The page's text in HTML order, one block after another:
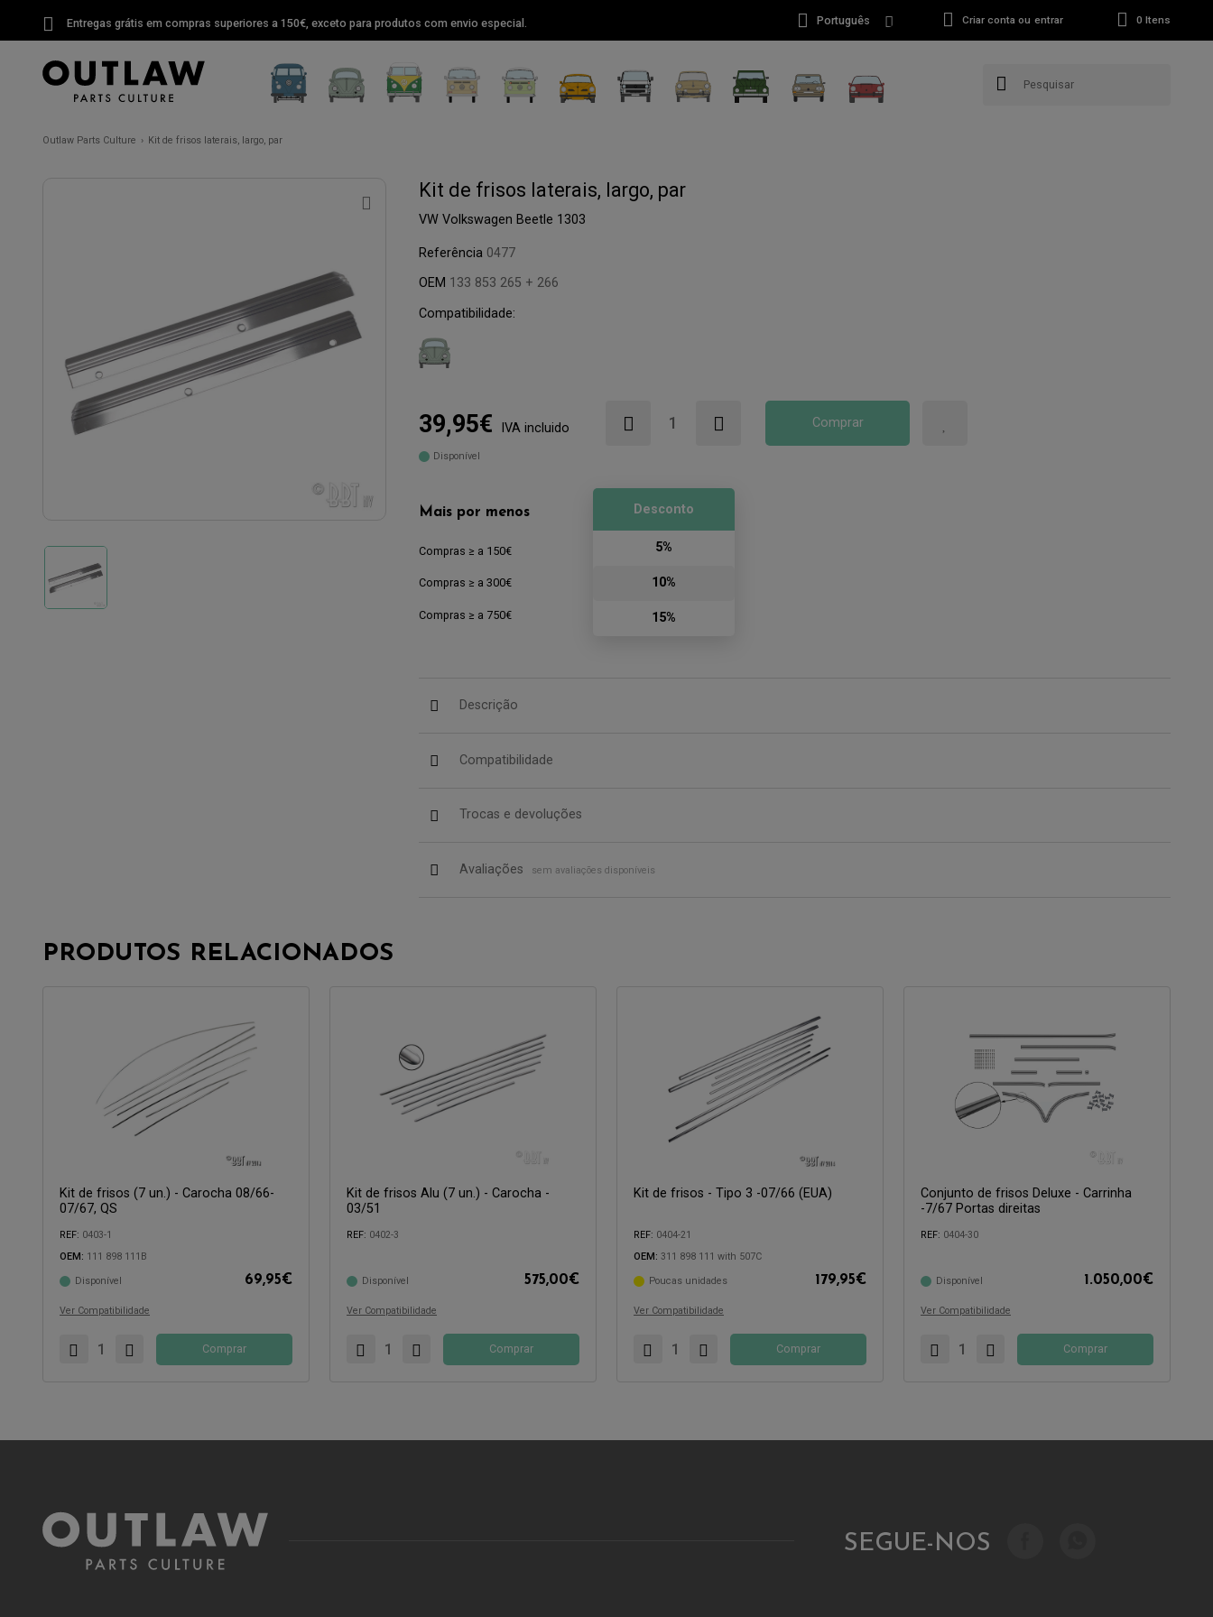
Entregas grátis em compras superiores a 150€, exceto para produtos com envio especial. Português Criar conta ou entrar 0 Itens
Outlaw Parts Culture Kit de frisos laterais, largo, par
Kit de frisos laterais, largo, par
VW Volkswagen Beetle 1303
Referência 0477
OEM 133 853 265 + 266
Compatibilidade:
39,95€ IVA incluido Comprar
Disponível
Mais por menos
Compras ≥ a 150€
Compras ≥ a 300€
Compras ≥ a 750€
Desconto
5%
10%
15%
Descrição
Compatibilidade
Trocas e devoluções
Avaliações sem avaliações disponíveis
PRODUTOS RELACIONADOS
Kit de frisos (7 un.) - Carocha 08/66-
07/67, QS
REF: 0403-1
OEM: 111 898 111B
Disponível 69,95€
Ver Compatibilidade
Compatível com:
Comprar
Kit de frisos Alu (7 un.) - Carocha -
03/51
REF: 0402-3
Disponível 575,00€
Ver Compatibilidade
Compatível com:
Comprar
Kit de frisos - Tipo 3 -07/66 (EUA)
REF: 0404-21
OEM: 311 898 111 with 507C
Poucas unidades 179,95€
Ver Compatibilidade
Compatível com:
Comprar
Conjunto de frisos Deluxe - Carrinha
-7/67 Portas direitas
REF: 0404-30
Disponível 1.050,00€
Ver Compatibilidade
Compatível com:
Comprar
SEGUE-NOS